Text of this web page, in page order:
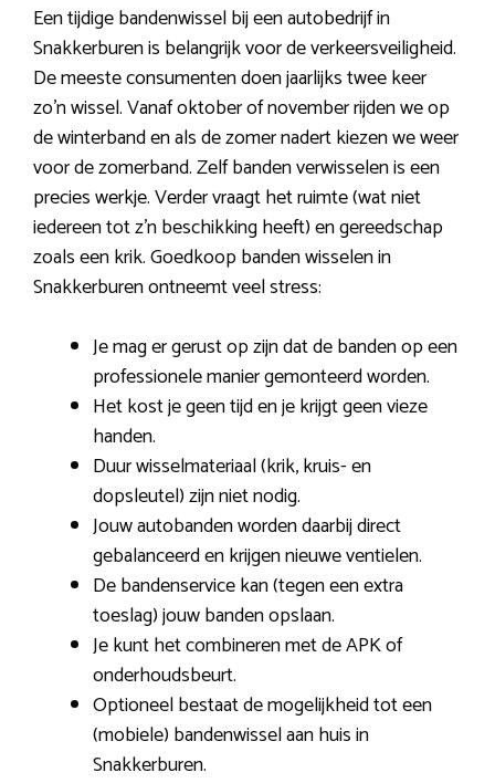
Een tijdige bandenwissel bij een autobedrijf in
Snakkerburen is belangrijk voor de verkeersveiligheid.
De meeste consumenten doen jaarlijks twee keer
zo’n wissel. Vanaf oktober of november rijden we op
de winterband en als de zomer nadert kiezen we weer
voor de zomerband. Zelf banden verwisselen is een
precies werkje. Verder vraagt het ruimte (wat niet
iedereen tot z’n beschikking heeft) en gereedschap
zoals een krik. Goedkoop banden wisselen in
Snakkerburen ontneemt veel stress:
Je mag er gerust op zijn dat de banden op een
professionele manier gemonteerd worden.
Het kost je geen tijd en je krijgt geen vieze
handen.
Duur wisselmateriaal (krik, kruis- en
dopsleutel) zijn niet nodig.
Jouw autobanden worden daarbij direct
gebalanceerd en krijgen nieuwe ventielen.
De bandenservice kan (tegen een extra
toeslag) jouw banden opslaan.
Je kunt het combineren met de APK of
onderhoudsbeurt.
Optioneel bestaat de mogelijkheid tot een
(mobiele) bandenwissel aan huis in
Snakkerburen.